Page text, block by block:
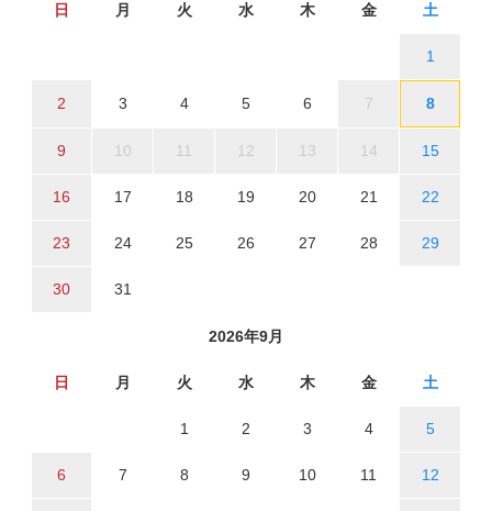
日 月 火 水 木 金 土
1
2 3 4 5 6 7 8
9 10 11 12 13 14 15
16 17 18 19 20 21 22
23 24 25 26 27 28 29
30 31
2026年9月
日 月 火 水 木 金 土
1 2 3 4 5
6 7 8 9 10 11 12